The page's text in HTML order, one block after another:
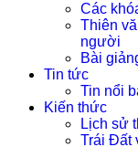
Các
Thiên
người
Bài
Tin tức
Tin nổi
Kiến thức
Lịch sử
Trái Đất